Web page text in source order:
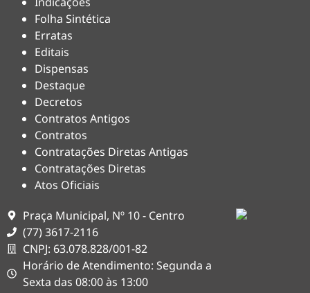
Folha Sintética
Erratas
Editais
Dispensas
Destaque
Decretos
Contratos Antigos
Contratos
Contratações Diretas Antigas
Contratações Diretas
Atos Oficiais
Praça Municipal, Nº 10 - Centro
(77) 3617-2116
CNPJ: 63.078.828/001-82
Horário de Atendimento: Segunda a
Sexta das 08:00 às 13:00